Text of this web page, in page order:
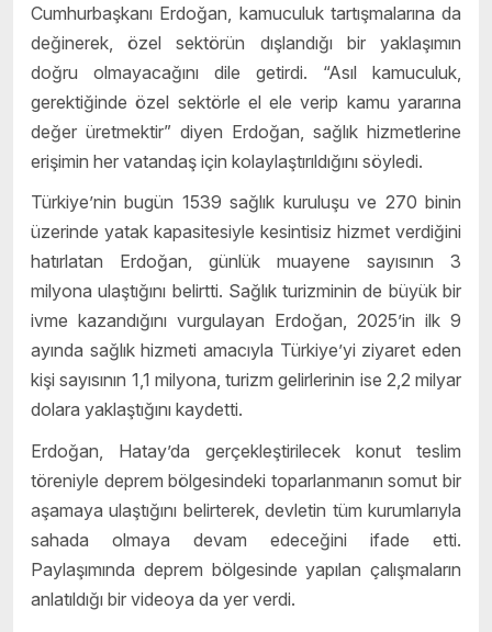
Cumhurbaşkanı Erdoğan, kamuculuk tartışmalarına da
değinerek, özel sektörün dışlandığı bir yaklaşımın
doğru olmayacağını dile getirdi. “Asıl kamuculuk,
gerektiğinde özel sektörle el ele verip kamu yararına
değer üretmektir” diyen Erdoğan, sağlık hizmetlerine
erişimin her vatandaş için kolaylaştırıldığını söyledi.
Türkiye’nin bugün 1539 sağlık kuruluşu ve 270 binin
üzerinde yatak kapasitesiyle kesintisiz hizmet verdiğini
hatırlatan Erdoğan, günlük muayene sayısının 3
milyona ulaştığını belirtti. Sağlık turizminin de büyük bir
ivme kazandığını vurgulayan Erdoğan, 2025’in ilk 9
ayında sağlık hizmeti amacıyla Türkiye’yi ziyaret eden
kişi sayısının 1,1 milyona, turizm gelirlerinin ise 2,2 milyar
dolara yaklaştığını kaydetti.
Erdoğan, Hatay’da gerçekleştirilecek konut teslim
töreniyle deprem bölgesindeki toparlanmanın somut bir
aşamaya ulaştığını belirterek, devletin tüm kurumlarıyla
sahada olmaya devam edeceğini ifade etti.
Paylaşımında deprem bölgesinde yapılan çalışmaların
anlatıldığı bir videoya da yer verdi.